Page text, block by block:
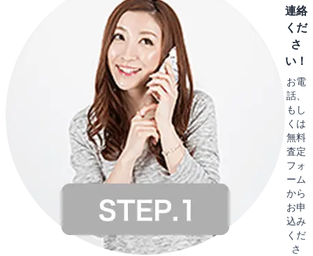
連絡
くだ
さ
い！
お電
話、
もし
くは
無料
査定
フォ
ーム
から
お申
込み
くだ
さ